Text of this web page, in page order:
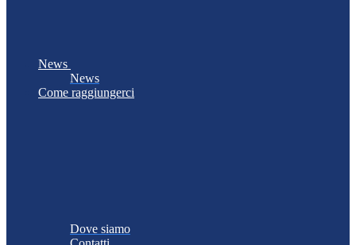
News
News
Come raggiungerci
Dove siamo